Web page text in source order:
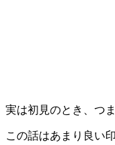
実は初見のとき、つ
この話はあまり良い